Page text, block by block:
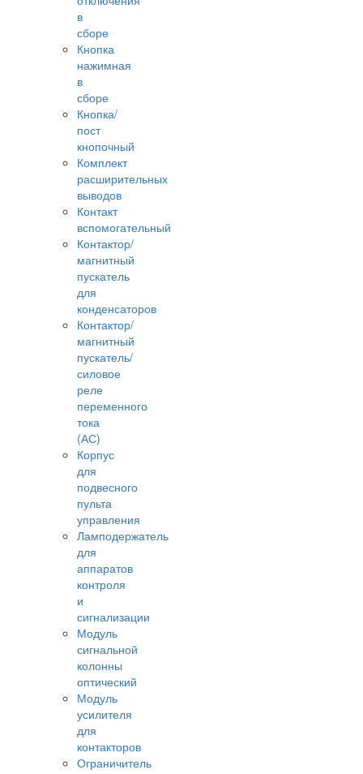
в
сборе
Кнопка
нажимная
в
сборе
Кнопка/
пост
кнопочный
Комплект
расширительных
выводов
Контакт
вспомогательный
Контактор/
магнитный
пускатель
для
конденсаторов
Контактор/
магнитный
пускатель/
силовое
реле
переменного
тока
(АС)
Корпус
для
подвесного
пульта
управления
Ламподержатель
для
аппаратов
контроля
и
сигнализации
Модуль
сигнальной
колонны
оптический
Модуль
усилителя
для
контакторов
Ограничитель